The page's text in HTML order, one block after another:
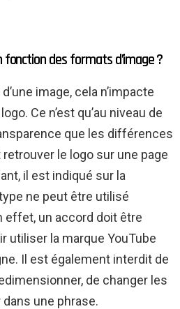
des formats d’image ?
image, cela n’impacte
Ce n’est qu’au niveau de
que les différences
le logo sur une page
il est indiqué sur la
ne peut être utilisé
effet, un accord doit être
utiliser la marque YouTube
Il est également interdit de
de changer les
une phrase.